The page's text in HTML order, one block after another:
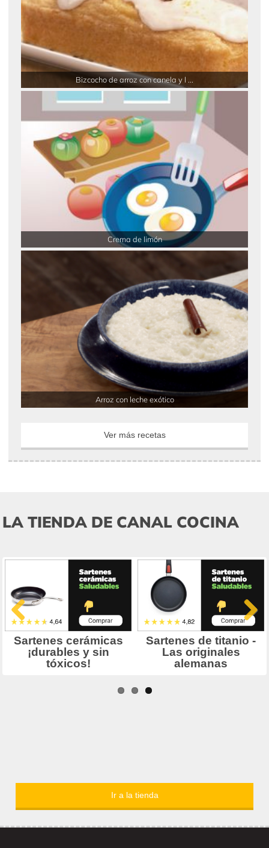
Bizcocho de arroz con canela y l ...
Crema de limón
Arroz con leche exótico
Ver más recetas
LA TIENDA DE CANAL COCINA
Ir a la tienda